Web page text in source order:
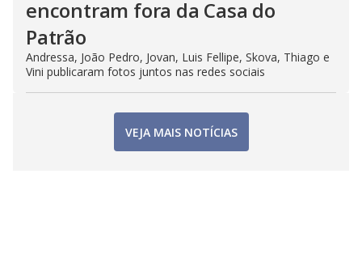
encontram fora da Casa do
Patrão
Andressa, João Pedro, Jovan, Luis Fellipe, Skova, Thiago e
Vini publicaram fotos juntos nas redes sociais
VEJA MAIS NOTÍCIAS